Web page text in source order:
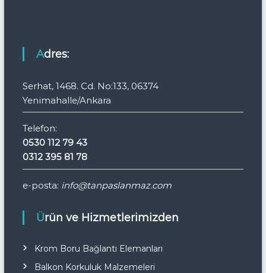
Adres:
Serhat, 1468. Cd. No:133, 06374
Yenimahalle/Ankara
Telefon:
0530 112 79 43
0312 395 81 78
e-posta: info@tanpaslanmaz.com
Ürün ve Hizmetlerimizden
Krom Boru Bağlantı Elemanları
Balkon Korkuluk Malzemeleri